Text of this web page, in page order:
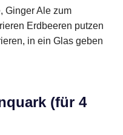
Ginger Ale zum
Erdbeeren putzen
in ein Glas geben
(für 4